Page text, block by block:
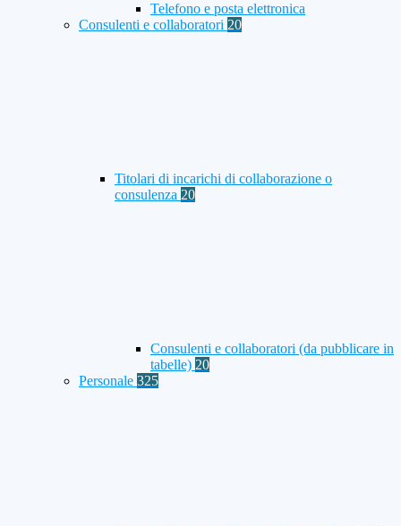
Telefono e posta elettronica
Consulenti e collaboratori 20
Titolari di incarichi di collaborazione o
consulenza 20
Consulenti e collaboratori (da pubblicare in
tabelle) 20
Personale 325